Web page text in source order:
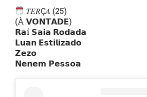
𝑇𝐸𝑅Ç𝐴 (25)
(À 𝗩𝗢𝗡𝗧𝗔𝗗𝗘)
𝗥𝗮í 𝗦𝗮𝗶𝗮 𝗥𝗼𝗱𝗮𝗱𝗮
𝗟𝘂𝗮𝗻 𝗘𝘀𝘁𝗶𝗹𝗶𝘇𝗮𝗱𝗼
𝗭𝗲𝘇𝗼
𝗡𝗲𝗻𝗲𝗺 𝗣𝗲𝘀𝘀𝗼𝗮